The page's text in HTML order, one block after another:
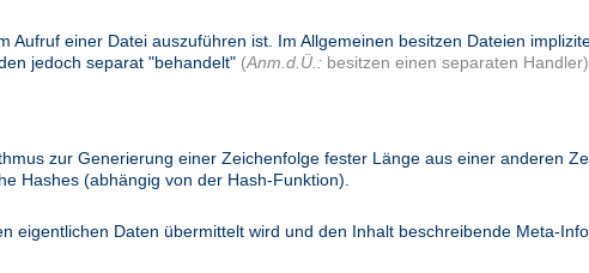
Aufruf einer Datei auszuführen ist. Im Allgemeinen besitzen Dateien
jedoch separat "behandelt" (Anm.d.Ü.: besitzen einen separaten Handler)
zur Generierung einer Zeichenfolge fester Länge aus einer anderen
Hashes (abhängig von der Hash-Funktion).
eigentlichen Daten übermittelt wird und den Inhalt beschreibende Meta-